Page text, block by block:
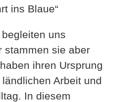
ins Blaue“
uns
stammen sie aber
ihren Ursprung
Arbeit und
In diesem